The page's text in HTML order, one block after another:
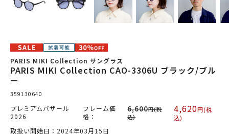
PARIS MIKI Collection サングラス
PARIS MIKI Collection CAO-3306U ブラック/ブル
ー
359130640
プレミアムバザール
2026
フレーム価
格：
6,600円(税
込)
4,620円(税
込)
取扱い開始日：2024年03月15日